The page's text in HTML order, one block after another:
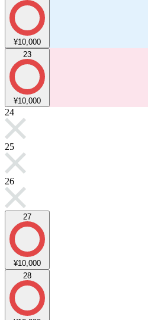
¥10,000
23
¥10,000
24
25
26
27
¥10,000
28